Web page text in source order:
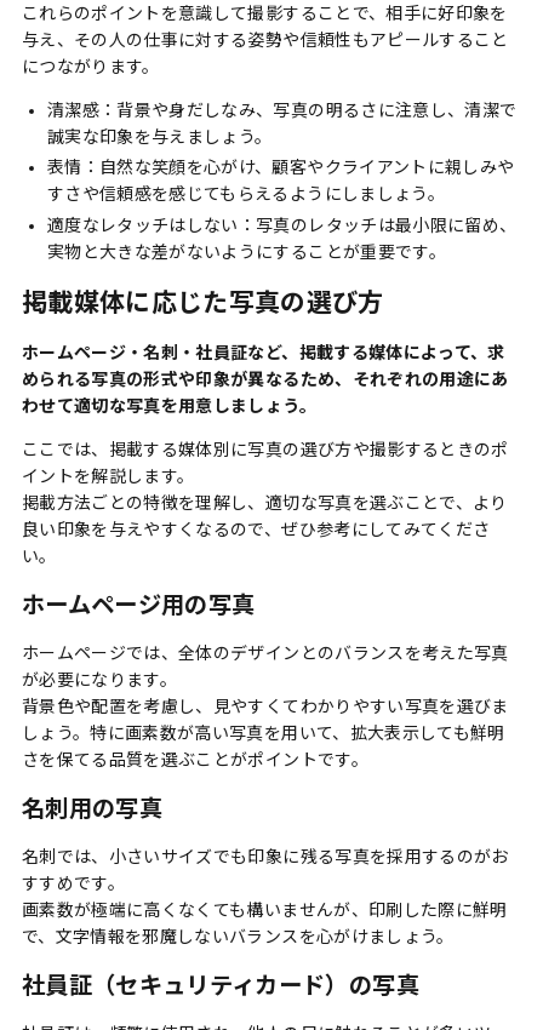
これらのポイントを意識して撮影することで、相手に好印象を
与え、その人の仕事に対する姿勢や信頼性もアピールすること
につながります。
清潔感：背景や身だしなみ、写真の明るさに注意し、清潔で
誠実な印象を与えましょう。
表情：自然な笑顔を心がけ、顧客やクライアントに親しみや
すさや信頼感を感じてもらえるようにしましょう。
適度なレタッチはしない：写真のレタッチは最小限に留め、
実物と大きな差がないようにすることが重要です。
掲載媒体に応じた写真の選び方
ホームページ・名刺・社員証など、掲載する媒体によって、求
められる写真の形式や印象が異なるため、それぞれの用途にあ
わせて適切な写真を用意しましょう。
ここでは、掲載する媒体別に写真の選び方や撮影するときのポ
イントを解説します。
掲載方法ごとの特徴を理解し、適切な写真を選ぶことで、より
良い印象を与えやすくなるので、ぜひ参考にしてみてくださ
い。
ホームページ用の写真
ホームページでは、全体のデザインとのバランスを考えた写真
が必要になります。
背景色や配置を考慮し、見やすくてわかりやすい写真を選びま
しょう。特に画素数が高い写真を用いて、拡大表示しても鮮明
さを保てる品質を選ぶことがポイントです。
名刺用の写真
名刺では、小さいサイズでも印象に残る写真を採用するのがお
すすめです。
画素数が極端に高くなくても構いませんが、 印刷した際に鮮明
で、文字情報を邪魔しないバランスを心がけましょう。
社員証（セキュリティカード）の写真